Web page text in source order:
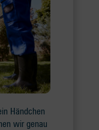
Händchen
wir genau